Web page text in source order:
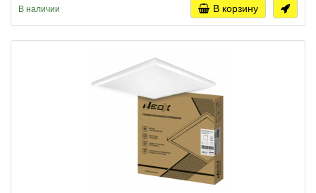
В наличии В корзину